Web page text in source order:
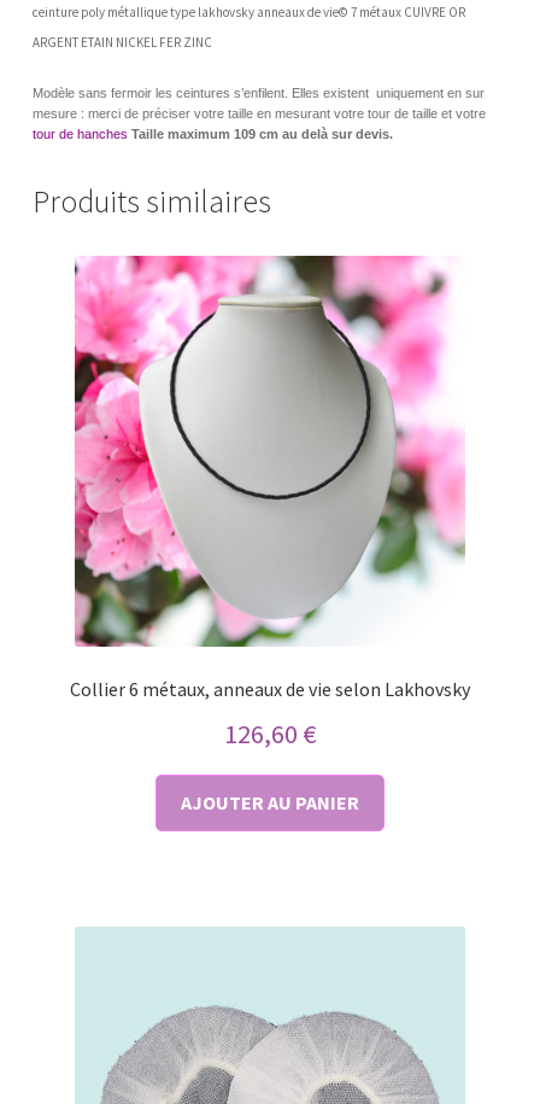
ceinture poly métallique type lakhovsky anneaux de vie© 7 métaux CUIVRE OR
ARGENT ETAIN NICKEL FER ZINC
Modèle sans fermoir les ceintures s’enfilent. Elles existent uniquement en sur
mesure : merci de préciser votre taille en mesurant votre tour de taille et votre
tour de hanches Taille maximum 109 cm au delà sur devis.
Produits similaires
Collier 6 métaux, anneaux de vie selon Lakhovsky
126,60 €
AJOUTER AU PANIER